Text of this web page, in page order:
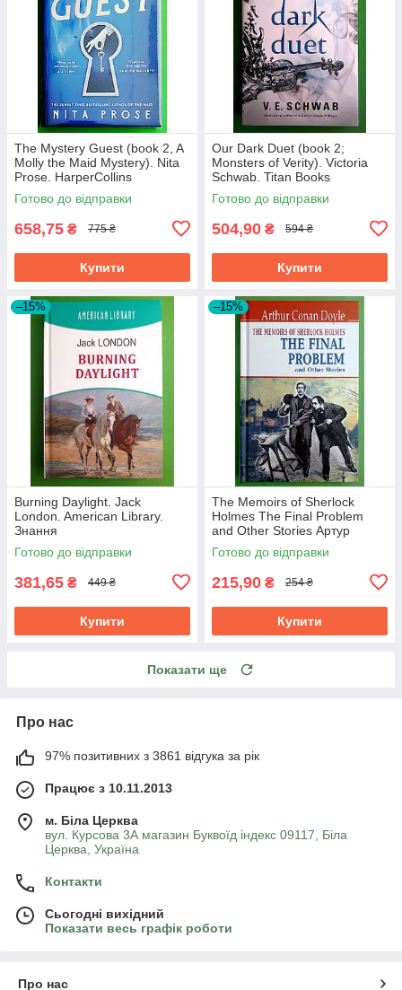
The Mystery Guest (book 2, A
Molly the Maid Mystery). Nita
Prose. HarperCollins
Publishers
Готово до відправки
658,75 ₴ 775 ₴
Купити
Our Dark Duet (book 2;
Monsters of Verity). Victoria
Schwab. Titan Books
Готово до відправки
504,90 ₴ 594 ₴
Купити
–15%
Burning Daylight. Jack
London. American Library.
Знання
Готово до відправки
381,65 ₴ 449 ₴
Купити
–15%
The Memoirs of Sherlock
Holmes The Final Problem
and Other Stories Артур
Конан Дойл Знання
Готово до відправки
215,90 ₴ 254 ₴
Купити
Показати ще
Про нас
97% позитивних з 3861 відгука за рік
Працює з 10.11.2013
м. Біла Церква
вул. Курсова 3А магазин Буквоїд індекс 09117, Біла
Церква, Україна
Контакти
Сьогодні вихідний
Показати весь графік роботи
Про нас